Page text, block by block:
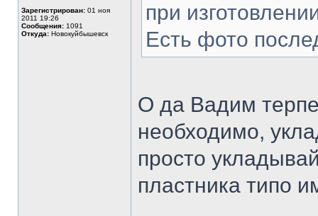
Зарегистрирован: 01 ноя
2011 19:26
Сообщения: 1091
Откуда: Новокуйбышевск
при
Есть фото
О да Вадим
необходимо,
просто
пластника типо